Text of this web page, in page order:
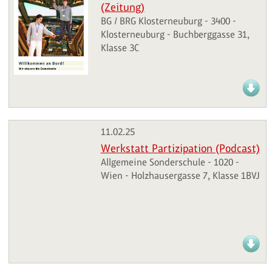
(Zeitung)
BG / BRG Klosterneuburg - 3400 -
Klosterneuburg - Buchberggasse 31,
Klasse 3C
11.02.25
Werkstatt Partizipation (Podcast)
Allgemeine Sonderschule - 1020 -
Wien - Holzhausergasse 7, Klasse 1BVJ